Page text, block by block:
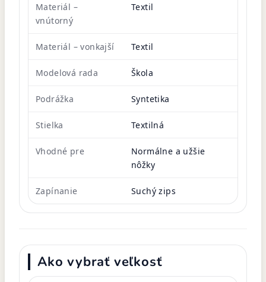
Materiál –
vnútorný
Textil
Materiál – vonkajší Textil
Modelová rada Škola
Podrážka Syntetika
Stielka Textilná
Vhodné pre
Normálne a užšie
nôžky
Zapínanie Suchý zips
Ako vybrať veľkosť